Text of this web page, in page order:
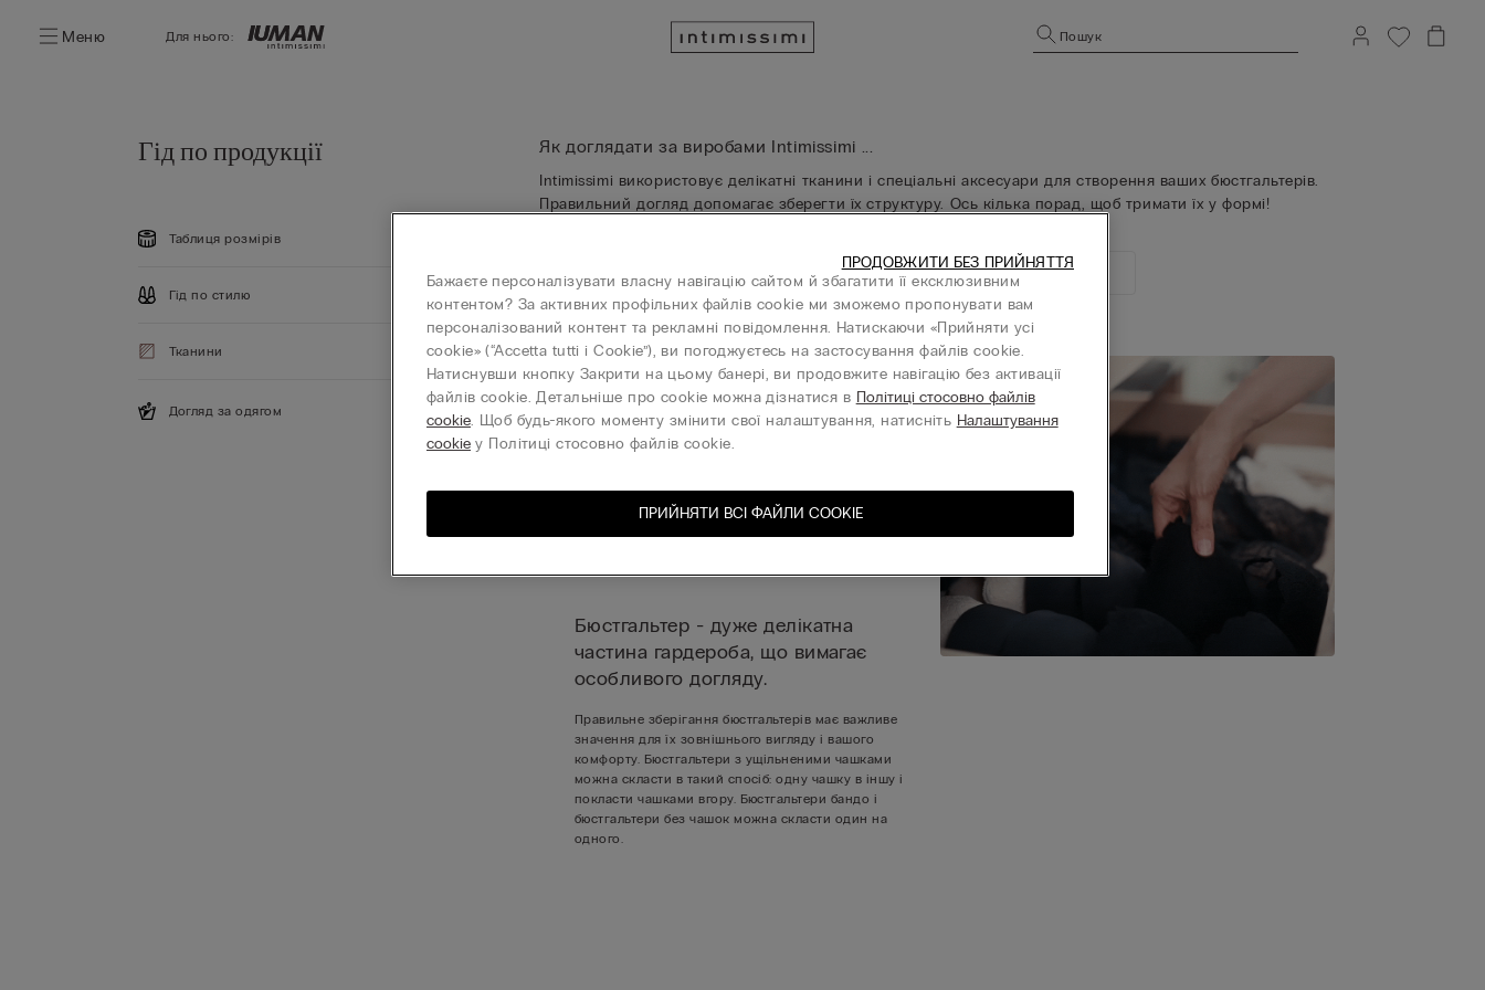
Меню Для нього: Пошук
Гід по продукції
Таблиця розмірів
Гід по стилю
Тканини
Догляд за одягом
Як доглядати за виробами Intimissimi ...
Intimissimi використовує делікатні тканини і спеціальні аксесуари для створення ваших бюстгальтерів.
Правильний догляд допомагає зберегти їх структуру. Ось кілька порад, щоб тримати їх у формі!
Ідеальний ящик для білизни Прання Символи на етикетці
Бюстгальтер - дуже делікатна
частина гардероба, що вимагає
особливого догляду.
Правильне зберігання бюстгальтерів має важливе
значення для їх зовнішнього вигляду і вашого
комфорту. Бюстгальтери з ущільненими чашками
можна скласти в такий спосіб: одну чашку в іншу і
покласти чашками вгору. Бюстгальтери бандо і
бюстгальтери без чашок можна скласти один на
одного.
Бажаєте персоналізувати власну навігацію сайтом й збагатити її ексклюзивним
контентом? За активних профільних файлів cookie ми зможемо пропонувати вам
персоналізований контент та рекламні повідомлення. Натискаючи «Прийняти усі
cookie» (“Accetta tutti i Cookie”), ви погоджуєтесь на застосування файлів cookie.
Натиснувши кнопку Закрити на цьому банері, ви продовжите навігацію без активації
файлів cookie. Детальніше про cookie можна дізнатися в Політиці стосовно файлів
cookie. Щоб будь-якого моменту змінити свої налаштування, натисніть Налаштування
cookie у Політиці стосовно файлів cookie.
ПРИЙНЯТИ ВСІ ФАЙЛИ СOOKIE
ПРОДОВЖИТИ БЕЗ ПРИЙНЯТТЯ